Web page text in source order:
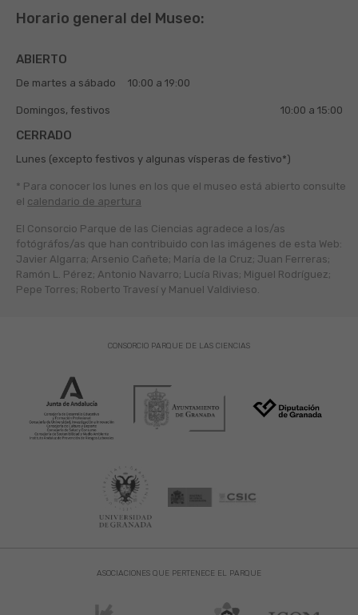
Horario general del Museo:
ABIERTO
De martes a sábado 10:00 a 19:00
Domingos, festivos 10:00 a 15:00
CERRADO
Lunes (excepto festivos y algunas vísperas de festivo*)
* Para conocer los lunes en los que el museo está abierto consulte
el calendario de apertura
El Consorcio Parque de las Ciencias agradece a los/as
fotógráfos/as que han contribuido con las imágenes de esta Web:
Javier Algarra; Arsenio Cañete; María de la Cruz; Juan Ferreras;
Ramón L. Pérez; Antonio Navarro; Lucía Rivas; Miguel Rodríguez;
Pepe Torres; Roberto Travesí y Manuel Valdivieso.
ASOCIACIONES QUE PERTENECE EL PARQUE
CONSORCIO PARQUE DE LAS CIENCIAS